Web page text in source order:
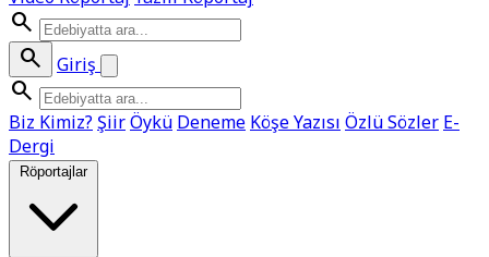
search
search
Giriş
search
Biz Kimiz? ŞiirÖykü Deneme Köşe Yazısı Özlü Sözler E-
Dergi
Röportajlar